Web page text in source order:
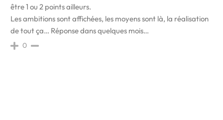
être 1 ou 2 points ailleurs.
Les ambitions sont affichées, les moyens sont là, la réalisation
de tout ça… Réponse dans quelques mois…
0